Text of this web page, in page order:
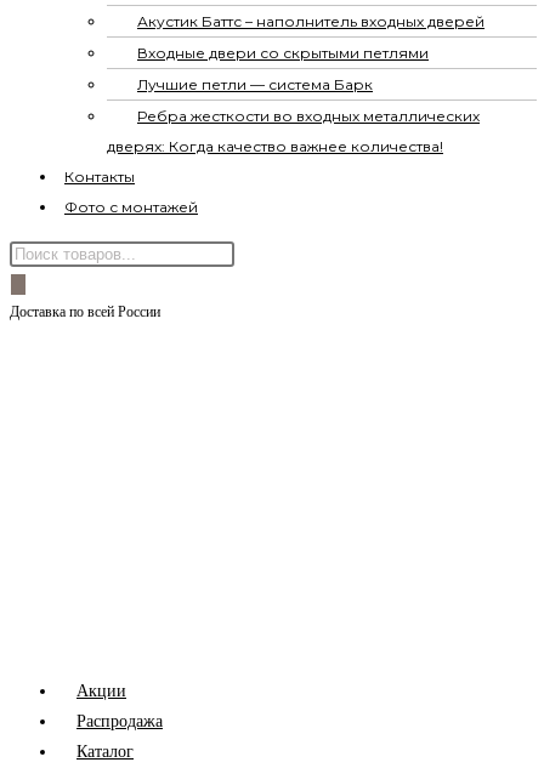
Акустик Баттс – наполнитель входных дверей
Входные двери со скрытыми петлями
Лучшие петли — система Барк
Ребра жесткости во входных металлических
дверях: Когда качество важнее количества!
Контакты
Фото с монтажей
Поиск
Доставка по всей России
Меню
Акции
Распродажа
Каталог